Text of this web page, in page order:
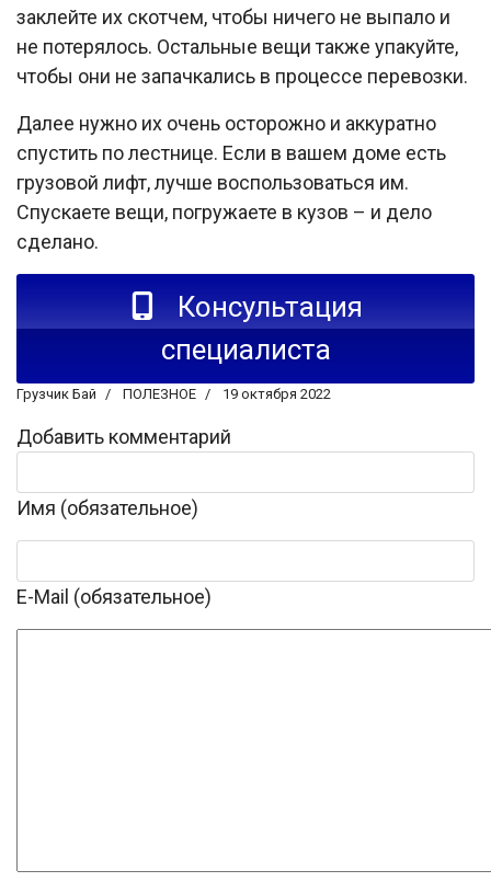
заклейте их скотчем, чтобы ничего не выпало и
не потерялось. Остальные вещи также упакуйте,
чтобы они не запачкались в процессе перевозки.
Далее нужно их очень осторожно и аккуратно
спустить по лестнице. Если в вашем доме есть
грузовой лифт, лучше воспользоваться им.
Спускаете вещи, погружаете в кузов – и дело
сделано.
Консультация
специалиста
Грузчик Бай ПОЛЕЗНОЕ 19 октября 2022
Добавить комментарий
Имя (обязательное)
E-Mail (обязательное)